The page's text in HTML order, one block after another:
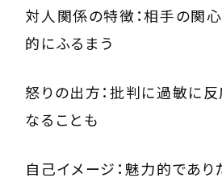
対人関係の特徴：相手の関
的にふるまう
怒りの出方：批判に過敏に
なることも
自己イメージ：魅力的であり